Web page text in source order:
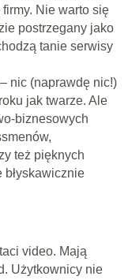
Nie warto się
postrzegany jako
tanie serwisy
nic (naprawdę nic!)
jak twarze. Ale
biznesowych
też pięknych
video. Mają
Użytkownicy nie